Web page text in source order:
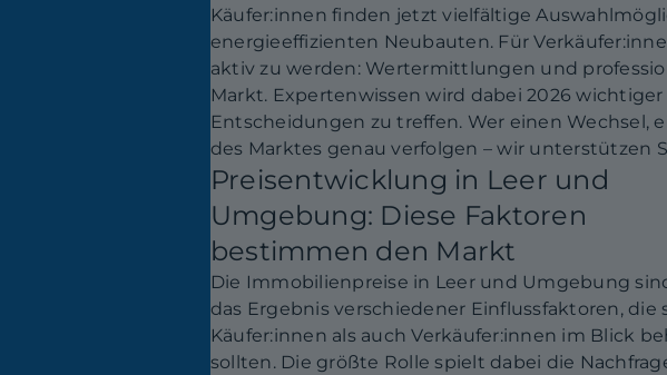
Käufer:innen finden jetzt vielfältige
energieeffizienten Neubauten. Für
aktiv zu werden: Wertermittlungen und
Markt. Expertenwissen wird dabei 2026
Entscheidungen zu treffen. Wer einen
des Marktes genau verfolgen – wir unterstützen
Preisentwicklung in Leer und
Umgebung: Diese Faktoren
bestimmen den Markt
Die Immobilienpreise in Leer und Umgebung
das Ergebnis verschiedener Einflussfaktoren, die
Käufer:innen als auch Verkäufer:innen im Blick
sollten. Die größte Rolle spielt dabei die